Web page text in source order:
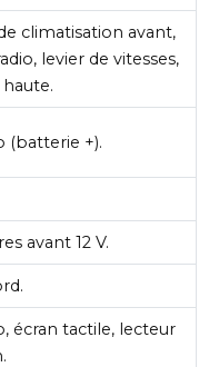
climatisation avant,
levier de vitesses,
(batterie +).
avant 12 V.
écran tactile, lecteur